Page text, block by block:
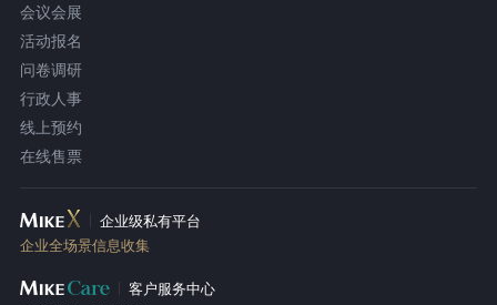
会议会展
活动报名
问卷调研
行政人事
线上预约
在线售票
企业级私有平台
企业全场景信息收集
客户服务中心